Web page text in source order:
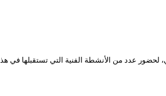
عدد من الأنشطة الفنية التي تستقبلها في